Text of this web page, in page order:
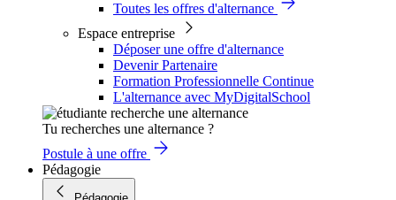
Toutes les offres d'alternance
Espace entreprise
Déposer une offre d'alternance
Devenir Partenaire
Formation Professionnelle Continue
L'alternance avec MyDigitalSchool
Tu recherches une alternance ?
Postule à une offre
Pédagogie